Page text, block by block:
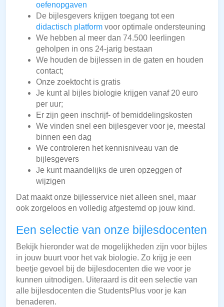
oefenopgaven
De bijlesgevers krijgen toegang tot een
didactisch platform voor optimale ondersteuning
We hebben al meer dan 74.500 leerlingen
geholpen in ons 24-jarig bestaan
We houden de bijlessen in de gaten en houden
contact;
Onze zoektocht is gratis
Je kunt al bijles biologie krijgen vanaf 20 euro
per uur;
Er zijn geen inschrijf- of bemiddelingskosten
We vinden snel een bijlesgever voor je, meestal
binnen een dag
We controleren het kennisniveau van de
bijlesgevers
Je kunt maandelijks de uren opzeggen of
wijzigen
Dat maakt onze bijlesservice niet alleen snel, maar
ook zorgeloos en volledig afgestemd op jouw kind.
Een selectie van onze bijlesdocenten
Bekijk hieronder wat de mogelijkheden zijn voor bijles
in jouw buurt voor het vak biologie. Zo krijg je een
beetje gevoel bij de bijlesdocenten die we voor je
kunnen uitnodigen. Uiteraard is dit een selectie van
alle bijlesdocenten die StudentsPlus voor je kan
benaderen.